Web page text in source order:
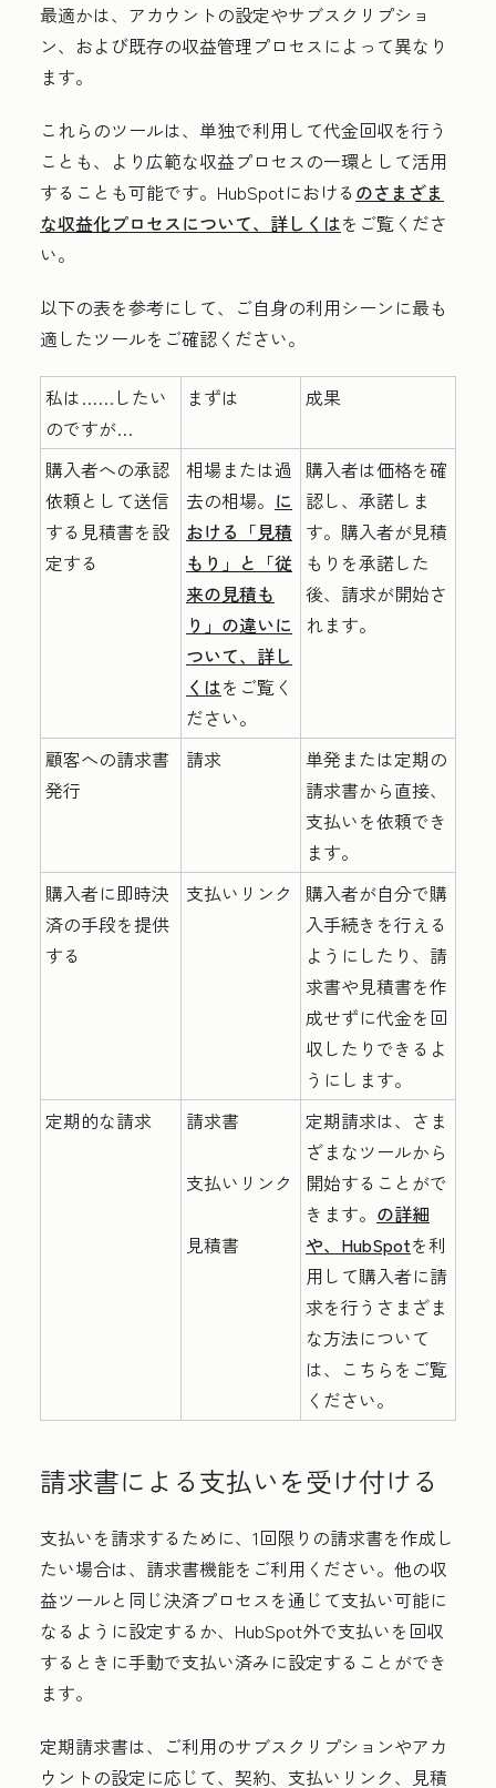
最適かは、アカウントの設定やサブスクリプショ
ン、および既存の収益管理プロセスによって異なり
ます。
これらのツールは、単独で利用して代金回収を行う
ことも、より広範な収益プロセスの一環として活用
することも可能です。HubSpotにおけるのさまざま
な収益化プロセスについて、詳しくはをご覧くださ
い。
以下の表を参考にして、ご自身の利用シーンに最も
適したツールをご確認ください。
私は……したい
のですが…
まずは 成果
購入者への承認
依頼として送信
する見積書を設
定する
相場または過
去の相場。 に
おける「見積
もり」と「従
来の見積も
り」の違いに
ついて、詳し
くはをご覧く
ださい。
購入者は価格を確
認し、承諾しま
す。購入者が見積
もりを承諾した
後、請求が開始さ
れます。
顧客への請求書
発行
請求
単発または定期の
請求書から直接、
支払いを依頼でき
ます。
購入者に即時決
済の手段を提供
する
支払いリンク
購入者が自分で購
入手続きを行える
ようにしたり、請
求書や見積書を作
成せずに代金を回
収したりできるよ
うにします。
定期的な請求
請求書
支払いリンク
見積書
定期請求は、さま
ざまなツールから
開始することがで
きます。 の詳細
や、HubSpotを利
用して購入者に請
求を行うさまざま
な方法について
は、こちらをご覧
ください。
請求書による支払いを受け付ける
支払いを請求するために、1回限りの請求書を作成し
たい場合は、請求書機能をご利用ください。他の収
益ツールと同じ決済プロセスを通じて支払い可能に
なるように設定するか、HubSpot外で支払いを回収
するときに手動で支払い済みに設定することができ
ます。
定期請求書は、ご利用のサブスクリプションやアカ
ウントの設定に応じて、契約、支払いリンク、見積